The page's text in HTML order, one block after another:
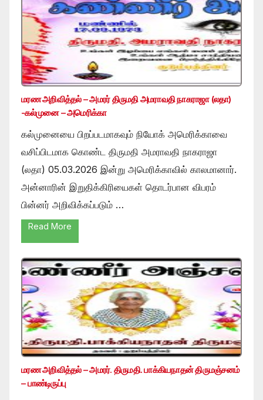
மரண அறிவித்தல் – அமரர் திருமதி அமராவதி நாகராஜா (லதா)
-கல்முனை – அமெரிக்கா
கல்முனையை பிறப்படமாகவும் நியோக் அமெரிக்காவை
வசிப்பிடமாக கொண்ட திருமதி அமராவதி நாகராஜா
(லதா) 05.03.2026 இன்று அமெரிக்காவில் காலமானார்.
அன்னாரின் இறுதிக்கிரியைகள் தொடர்பான விபரம்
பின்னர் அறிவிக்கப்படும் …
Read More
மரண அறிவித்தல் – அமரர். திருமதி. பாக்கியநாதன் திருமஞ்சனம்
– பாண்டிருப்பு